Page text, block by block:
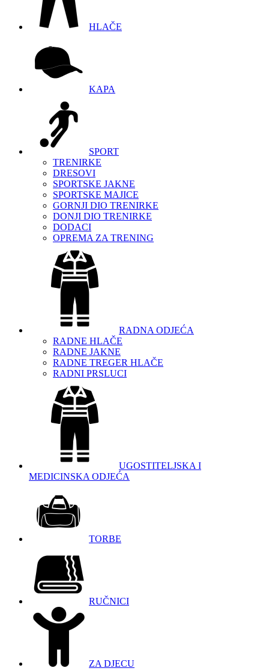
HLAČE
KAPA
SPORT
TRENIRKE
DRESOVI
SPORTSKE JAKNE
SPORTSKE MAJICE
GORNJI DIO TRENIRKE
DONJI DIO TRENIRKE
DODACI
OPREMA ZA TRENING
RADNA ODJEĆA
RADNE HLAČE
RADNE JAKNE
RADNE TREGER HLAČE
RADNI PRSLUCI
UGOSTITELJSKA I
MEDICINSKA ODJEĆA
TORBE
RUČNICI
ZA DJECU